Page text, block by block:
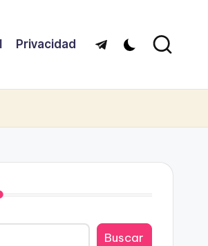
Privacidad Telegram
Buscar